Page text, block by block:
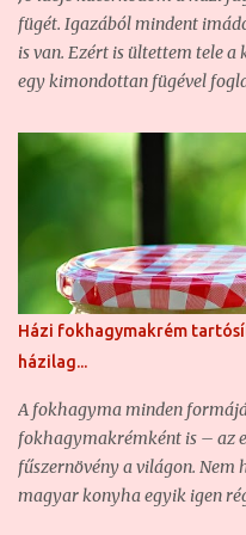
belőle a téli hónapokra,
kivételével (ezeket frissen
egészből h...
fügét. Igazából mindent
is van. Ezért is ültettem tele a
egy kimondottan fügével
elterjedt jelenség, mint a
fügés recepteket fellelni
magyar weben keringő
Végy egy kis vodkát vagy
cukrot, hagyd állni, szűrd le,
már fahéjat, vagy netán
olvasója a feleségemmel
jól tudja, hogy én ennél
ízeket, az illatos fűszereket,
eltalált recepteket. Hajlandó
itt-o...
Házi fokhagymakrém
házilag...
A fokhagyma minden
fokhagymakrémként is – az
fűszernövény a világon.
magyar konyha egyik igen